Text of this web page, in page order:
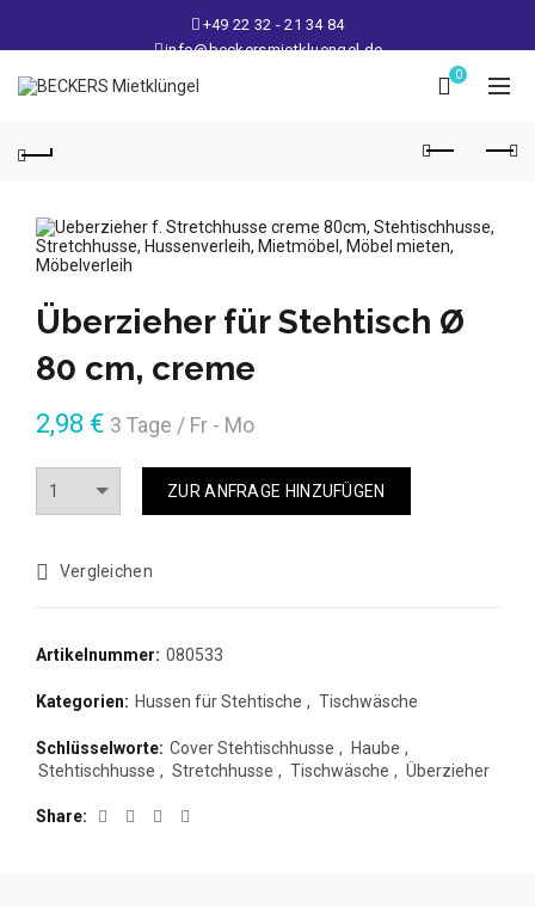
+49 22 32 - 21 34 84
info@beckersmietkluengel.de
Lager: Gutenbergstraße 1 - 50389 Wesseling
Mo - Fr: 9 – 17 Uhr, Sa: 9 – 12 Uhr
0
Überzieher für Stehtisch Ø
80 cm, creme
2,98 € 3 Tage / Fr - Mo
ZUR ANFRAGE HINZUFÜGEN
Vergleichen
Artikelnummer: 080533
Kategorien: Hussen für Stehtische , Tischwäsche
Schlüsselworte: Cover Stehtischhusse , Haube ,
Stehtischhusse , Stretchhusse , Tischwäsche , Überzieher
Share